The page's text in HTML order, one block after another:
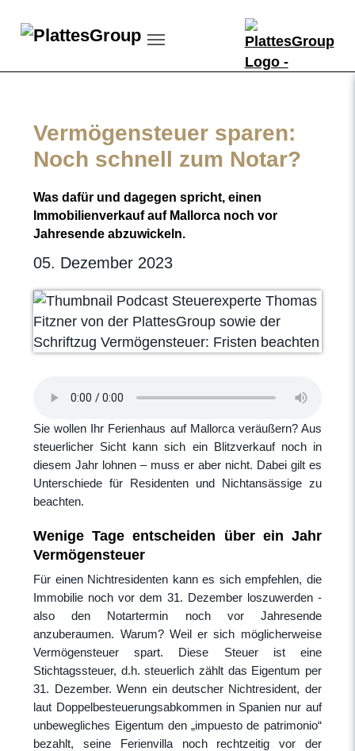
Vermögensteuer sparen:
Noch schnell zum Notar?
Was dafür und dagegen spricht, einen
Immobilienverkauf auf Mallorca noch vor
Jahresende abzuwickeln.
05. Dezember 2023
Sie wollen Ihr Ferienhaus auf Mallorca veräußern? Aus
steuerlicher Sicht kann sich ein Blitzverkauf noch in
diesem Jahr lohnen – muss er aber nicht. Dabei gilt es
Unterschiede für Residenten und Nichtansässige zu
beachten.
Wenige Tage entscheiden über ein Jahr
Vermögensteuer
Für einen Nichtresidenten kann es sich empfehlen, die
Immobilie noch vor dem 31. Dezember loszuwerden -
also den Notartermin noch vor Jahresende
anzuberaumen. Warum? Weil er sich möglicherweise
Vermögensteuer spart. Diese Steuer ist eine
Stichtagssteuer, d.h. steuerlich zählt das Eigentum per
31. Dezember. Wenn ein deutscher Nichtresident, der
laut Doppelbesteuerungsabkommen in Spanien nur auf
unbewegliches Eigentum den „impuesto de patrimonio“
bezahlt, seine Ferienvilla noch rechtzeitig vor der